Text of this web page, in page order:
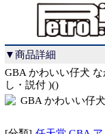
▼商品詳細
GBA かわいい仔犬
し・説付 )()